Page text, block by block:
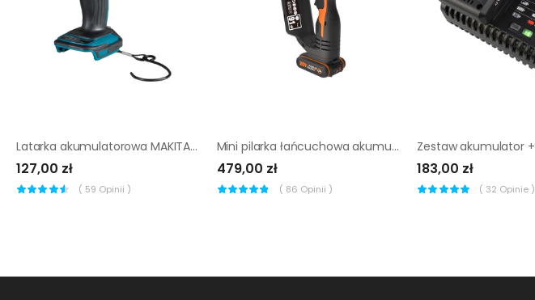
Latarka akumulatorowa MAKITA DML815 Led 14.4V/18V 0Aku Li-Ion
127,00 zł
( 59 Opinii )
Mini pilarka łańcuchowa akumulatorowa WP342E Worx
479,00 zł
( 86 Opinii )
183,00 zł
( 32 Opinie )